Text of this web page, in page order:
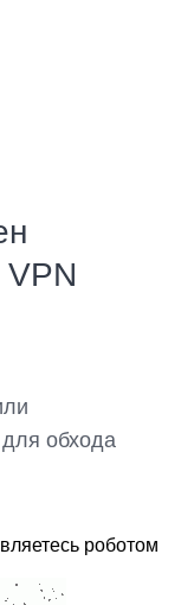
VPN
обхода
роботом